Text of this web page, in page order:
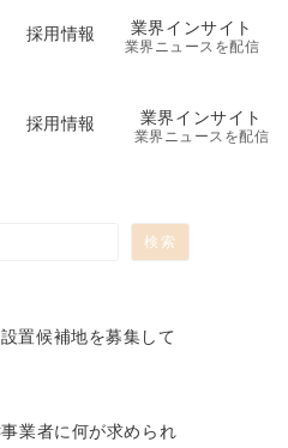
採用情報 業界インサイト
業界ニュースを配信
採用情報 業界インサイト
業界ニュースを配信
検索
置候補地を募集して
業者に何が求められ